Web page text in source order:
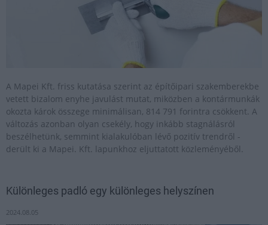
A Mapei Kft. friss kutatása szerint az építőipari szakemberekbe
vetett bizalom enyhe javulást mutat, miközben a kontármunkák
okozta károk összege minimálisan, 814 791 forintra csökkent. A
változás azonban olyan csekély, hogy inkább stagnálásról
beszélhetünk, semmint kialakulóban lévő pozitív trendről -
derült ki a Mapei. Kft. lapunkhoz eljuttatott közleményéből.
Különleges padló egy különleges helyszínen
2024.08.05